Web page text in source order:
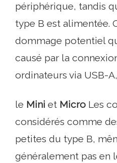
périphérique, tandis
type B est alimentée.
dommage potentiel
causé par la
ordinateurs via USB-
le Mini et Micro Les
considérés comme
petites du type B,
généralement pas en